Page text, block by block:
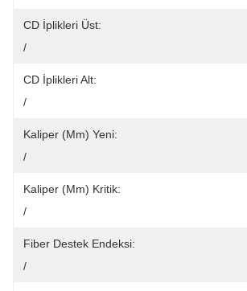
CD İplikleri Üst:
/
CD İplikleri Alt:
/
Kaliper (mm) Yeni:
/
Kaliper (mm) Kritik:
/
Fiber Destek Endeksi:
/